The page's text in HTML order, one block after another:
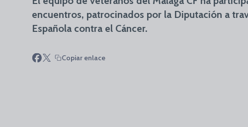
encuentros, patrocinados por la Diputación a
Española contra el Cáncer.
Copiar enlace